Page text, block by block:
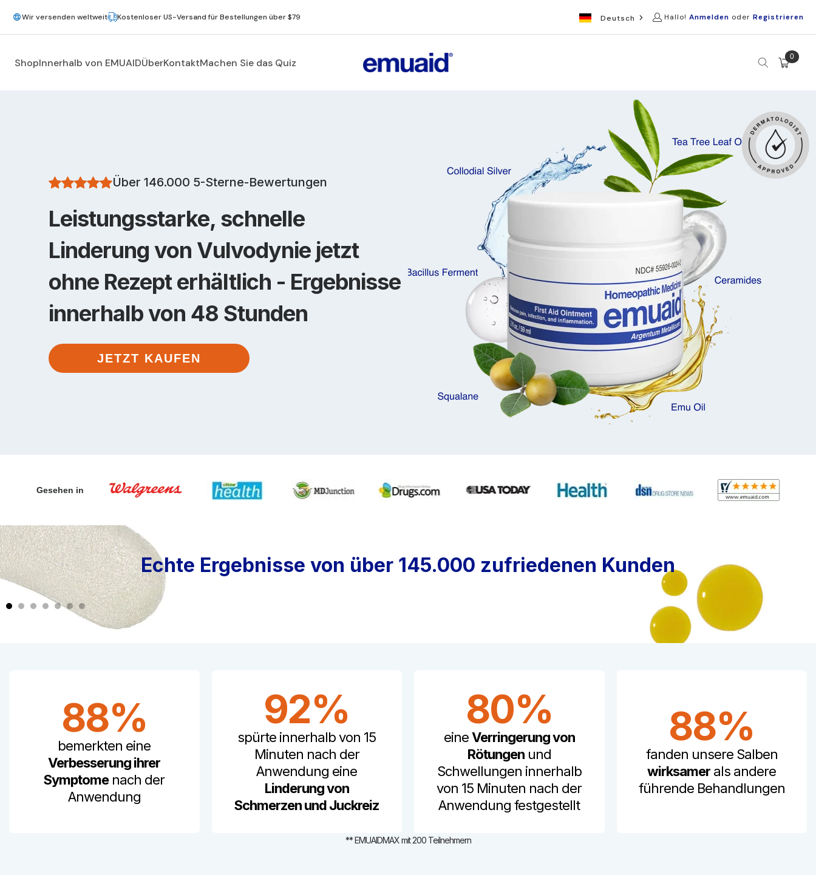
Wir versenden weltweit Kostenloser US-Versand für Bestellungen über $79 Deutsch Hallo! Anmelden oder Registrieren
ShopInnerhalb von EMUAIDÜberKontaktMachen Sie das Quiz 0
Über 146.000 5-Sterne-Bewertungen
Leistungsstarke, schnelle
Linderung von Vulvodynie jetzt
ohne Rezept erhältlich - Ergebnisse
innerhalb von 48 Stunden
JETZT KAUFEN
Gesehen in
Echte Ergebnisse von über 145.000 zufriedenen Kunden
Slide1of7
88%
bemerkten eine
Verbesserung ihrer
Symptomenach der
Anwendung
92%
spürte innerhalb von 15
Minuten nach der
Anwendung eine
Linderung von
Schmerzen und Juckreiz
80%
eineVerringerung von
Rötungenund
Schwellungen innerhalb
von 15 Minuten nach der
Anwendung festgestellt
88%
fanden unsere Salben
wirksamer als andere
führende Behandlungen
** EMUAIDMAX mit 200 Teilnehmern